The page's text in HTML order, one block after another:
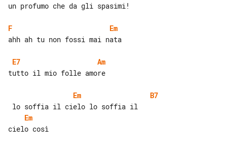
un profumo che da gli spasimi!
F
Em
ahh ah tu non fossi mai nata
E7
Am
tutto il mio folle amore
Em
B7
Em
cielo così